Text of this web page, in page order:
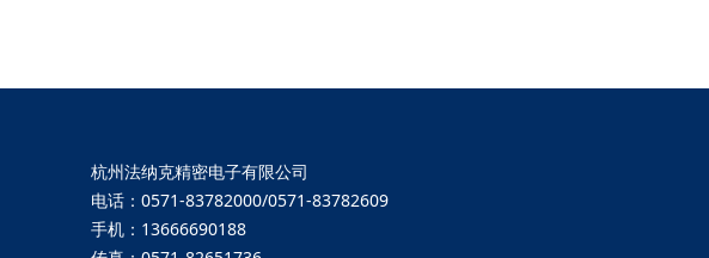
杭州法纳克精密电子有限公司
电话：0571-83782000/0571-83782609
手机：13666690188